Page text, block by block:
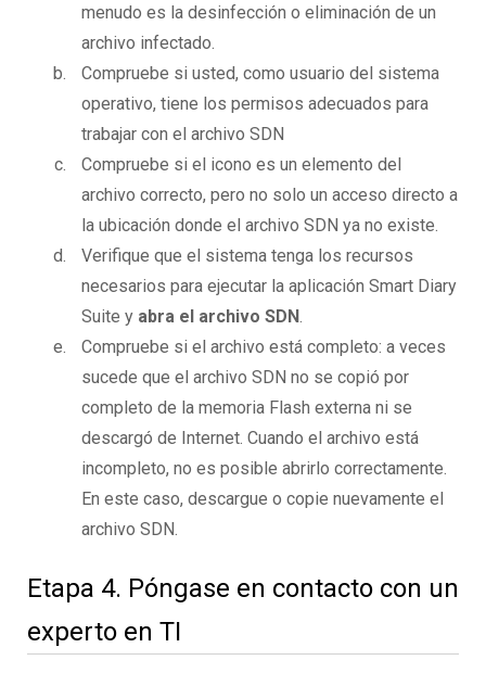
menudo es la desinfección o eliminación de un
archivo infectado.
Compruebe si usted, como usuario del sistema
operativo, tiene los permisos adecuados para
trabajar con el archivo SDN
Compruebe si el icono es un elemento del
archivo correcto, pero no solo un acceso directo a
la ubicación donde el archivo SDN ya no existe.
Verifique que el sistema tenga los recursos
necesarios para ejecutar la aplicación Smart Diary
Suite y abra el archivo SDN.
Compruebe si el archivo está completo: a veces
sucede que el archivo SDN no se copió por
completo de la memoria Flash externa ni se
descargó de Internet. Cuando el archivo está
incompleto, no es posible abrirlo correctamente.
En este caso, descargue o copie nuevamente el
archivo SDN.
Etapa 4. Póngase en contacto con un
experto en TI